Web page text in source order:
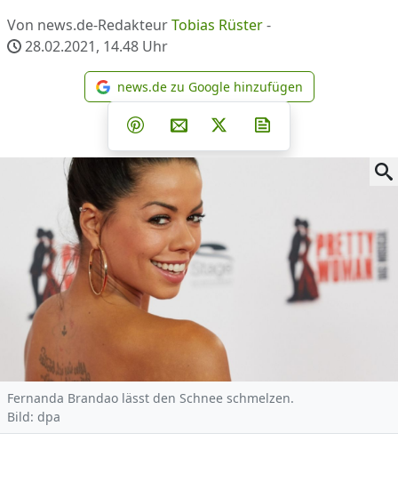
Von news.de-RedakteurTobias Rüster-
28.02.2021, 14.48 Uhr
news.de zu Google
news.de zu Google hinzufügen
Teilen auf Facebook
Teilen auf Whatsapp
Teilen auf Telegram
Teilen auf Pinterest
Per E-Mail teilen
Post auf X
Fernanda Brandao lässt den Schnee schmelzen.
Bild: dpa